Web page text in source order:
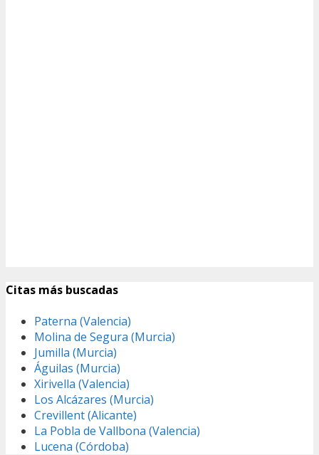
Citas más buscadas
Paterna (Valencia)
Molina de Segura (Murcia)
Jumilla (Murcia)
Águilas (Murcia)
Xirivella (Valencia)
Los Alcázares (Murcia)
Crevillent (Alicante)
La Pobla de Vallbona (Valencia)
Lucena (Córdoba)